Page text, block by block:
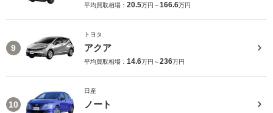
平均買取相場： 20.5万円～166.6万円
9
トヨタ
アクア
平均買取相場： 14.6万円～236万円
10
日産
ノート